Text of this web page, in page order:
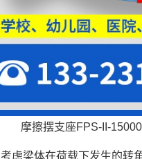
摩擦摆支座FPS-II-15000
虑梁体在荷载下发生的转